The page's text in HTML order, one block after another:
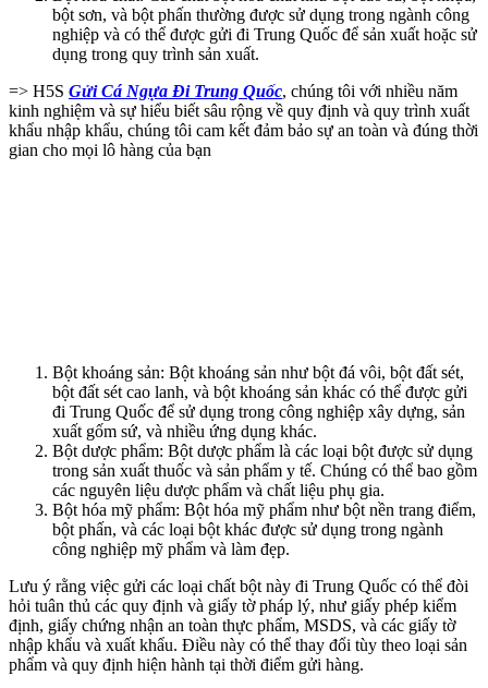
bột sơn, và bột phấn thường được sử dụng trong ngành công
nghiệp và có thể được gửi đi Trung Quốc để sản xuất hoặc sử
dụng trong quy trình sản xuất.
=> H5S Gửi Cá Ngựa Đi Trung Quốc, chúng tôi với nhiều năm
kinh nghiệm và sự hiểu biết sâu rộng về quy định và quy trình xuất
khẩu nhập khẩu, chúng tôi cam kết đảm bảo sự an toàn và đúng thời
gian cho mọi lô hàng của bạn
Bột khoáng sản: Bột khoáng sản như bột đá vôi, bột đất sét,
bột đất sét cao lanh, và bột khoáng sản khác có thể được gửi
đi Trung Quốc để sử dụng trong công nghiệp xây dựng, sản
xuất gốm sứ, và nhiều ứng dụng khác.
Bột dược phẩm: Bột dược phẩm là các loại bột được sử dụng
trong sản xuất thuốc và sản phẩm y tế. Chúng có thể bao gồm
các nguyên liệu dược phẩm và chất liệu phụ gia.
Bột hóa mỹ phẩm: Bột hóa mỹ phẩm như bột nền trang điểm,
bột phấn, và các loại bột khác được sử dụng trong ngành
công nghiệp mỹ phẩm và làm đẹp.
Lưu ý rằng việc gửi các loại chất bột này đi Trung Quốc có thể đòi
hỏi tuân thủ các quy định và giấy tờ pháp lý, như giấy phép kiểm
định, giấy chứng nhận an toàn thực phẩm, MSDS, và các giấy tờ
nhập khẩu và xuất khẩu. Điều này có thể thay đổi tùy theo loại sản
phẩm và quy định hiện hành tại thời điểm gửi hàng.